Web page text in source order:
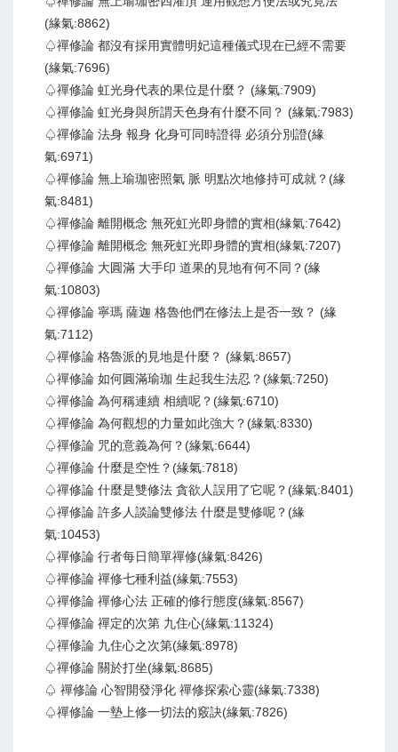
(緣氣:8862)
♤禪修論 都沒有採用實體明妃這種儀式現在已經不需要
(緣氣:7696)
♤禪修論 虹光身代表的果位是什麼？ (緣氣:7909)
♤禪修論 虹光身與所謂天色身有什麼不同？ (緣氣:7983)
♤禪修論 法身 報身 化身可同時證得 必須分別證(緣
氣:6971)
♤禪修論 無上瑜珈密照氣 脈 明點次地修持可成就？(緣
氣:8481)
♤禪修論 離開概念 無死虹光即身體的實相(緣氣:7642)
♤禪修論 離開概念 無死虹光即身體的實相(緣氣:7207)
♤禪修論 大圓滿 大手印 道果的見地有何不同？(緣
氣:10803)
♤禪修論 寧瑪 薩迦 格魯他們在修法上是否一致？ (緣
氣:7112)
♤禪修論 格魯派的見地是什麼？ (緣氣:8657)
♤禪修論 如何圓滿瑜珈 生起我生法忍？(緣氣:7250)
♤禪修論 為何稱連續 相續呢？(緣氣:6710)
♤禪修論 為何觀想的力量如此強大？(緣氣:8330)
♤禪修論 咒的意義為何？(緣氣:6644)
♤禪修論 什麼是空性？(緣氣:7818)
♤禪修論 什麼是雙修法 貪欲人誤用了它呢？(緣氣:8401)
♤禪修論 許多人談論雙修法 什麼是雙修呢？(緣
氣:10453)
♤禪修論 行者每日簡單禪修(緣氣:8426)
♤禪修論 禪修七種利益(緣氣:7553)
♤禪修論 禪修心法 正確的修行態度(緣氣:8567)
♤禪修論 禪定的次第 九住心(緣氣:11324)
♤禪修論 九住心之次第(緣氣:8978)
♤禪修論 關於打坐(緣氣:8685)
♤ 禪修論 心智開發淨化 禪修探索心靈(緣氣:7338)
♤禪修論 一墊上修一切法的竅訣(緣氣:7826)